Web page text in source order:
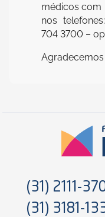
médicos com
nos
704 3700 –
(31) 2111-
(31) 3181-